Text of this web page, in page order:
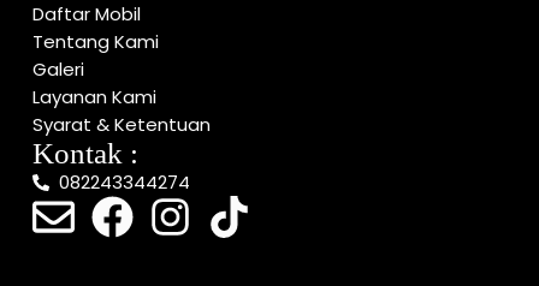
Daftar Mobil
Tentang Kami
Galeri
Layanan Kami
Syarat & Ketentuan
Kontak :
082243344274